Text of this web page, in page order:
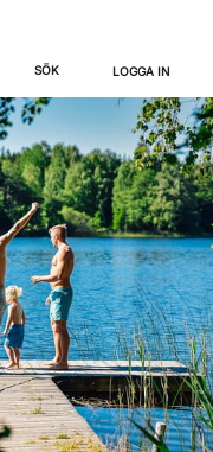
SÖK LOGGA IN